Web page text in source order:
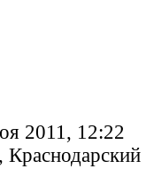
2011, 12:22